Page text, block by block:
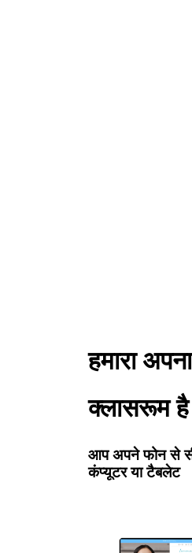
हमारा
क्लासरूम है
आप अपने फोन से
कंप्यूटर या टैबलेट